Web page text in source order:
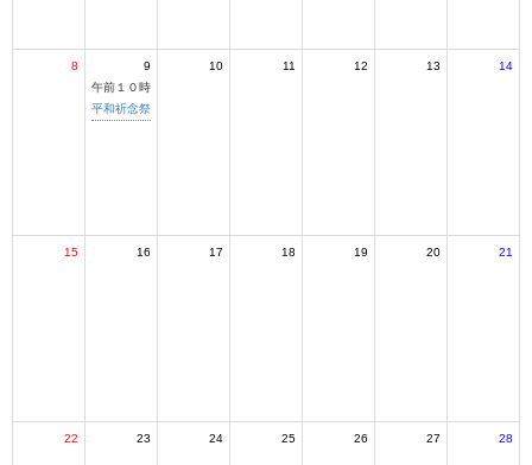
8
9
午前１０時
平和祈念祭
10 11 12 13 14
15 16 17 18 19 20 21
22 23 24 25 26 27 28